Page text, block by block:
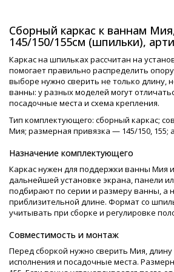
Сборный каркас к ваннам
145/150/155см (шпильки),
Каркас на шпильках рассчитан на
помогает правильно распределить
выборе нужно сверить не только длину,
ванны: у разных моделей могут
посадочные места и схема крепления.
Тип комплектующего: сборный каркас;
Мия; размерная привязка — 145/150, 155;
Назначение комплектующего
Каркас нужен для поддержки ванны Мия
дальнейшей установке экрана, панели
подбирают по серии и размеру ванны, а
приблизительной длине. Формат со
учитывать при сборке и регулировке
Совместимость и монтаж
Перед сборкой нужно сверить Мия,
исполнения и посадочные места.